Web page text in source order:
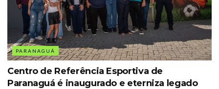
PARANAGUÁ
Centro de Referência Esportiva de
Paranaguá é inaugurado e eterniza legado